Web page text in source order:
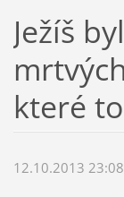
Ježíš
které
12.10.2013 23:08